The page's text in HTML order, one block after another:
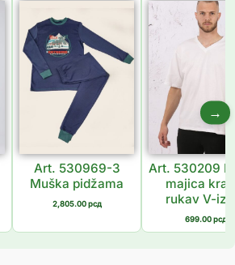
Art. 530969-3
Muška pidžama
2,805.00рсд
Art. 530209
majica
rukav V-
699.00рсд
→